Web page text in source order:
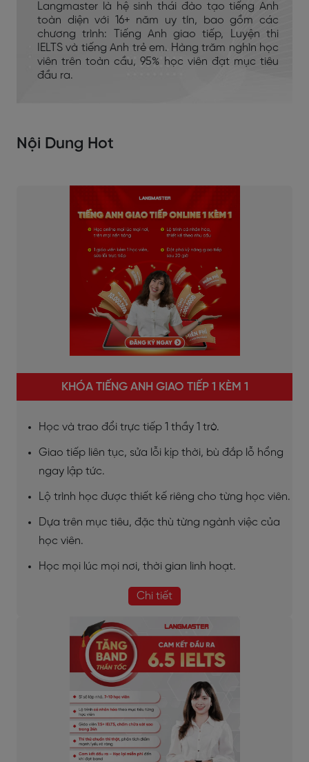
Langmaster là hệ sinh thái đào tạo tiếng Anh
toàn diện với 16+ năm uy tín, bao gồm các
chương trình: Tiếng Anh giao tiếp, Luyện thi
IELTS và tiếng Anh trẻ em. Hàng trăm nghìn học
viên trên toàn cầu, 95% học viên đạt mục tiêu
đầu ra.
Nội Dung Hot
KHÓA TIẾNG ANH GIAO TIẾP 1 KÈM 1
Học và trao đổi trực tiếp 1 thầy 1 trò.
Giao tiếp liên tục, sửa lỗi kịp thời, bù đắp lỗ hổng
ngay lập tức.
Lộ trình học được thiết kế riêng cho từng học viên.
Dựa trên mục tiêu, đặc thù từng ngành việc của
học viên.
Học mọi lúc mọi nơi, thời gian linh hoạt.
Chi tiết